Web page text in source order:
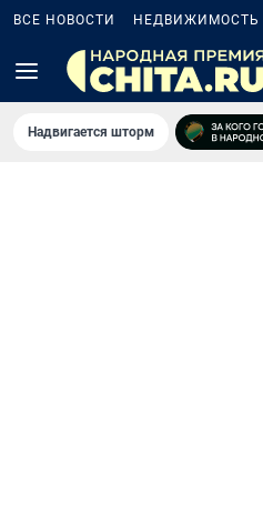
ВСЕ НОВОСТИ НЕДВИЖИМОСТЬ
Надвигается шторм